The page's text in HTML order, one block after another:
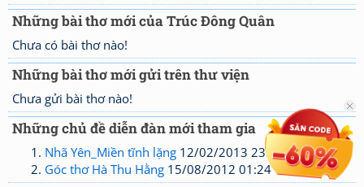
Những bài thơ mới của Trúc Đông Quân
Chưa có bài thơ nào!
Những bài thơ mới gửi trên thư viện
Chưa gửi bài thơ nào!
Những chủ đề diễn đàn mới tham gia
Nhã Yên_Miền tĩnh lặng 12/02/2013 23:26
Góc thơ Hà Thu Hằng 15/08/2012 01:24